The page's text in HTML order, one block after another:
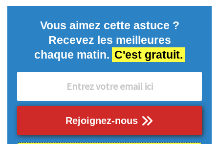
Vous aimez cette astuce ?
Recevez les meilleures
chaque matin. C'est gratuit.
Rejoignez-nous